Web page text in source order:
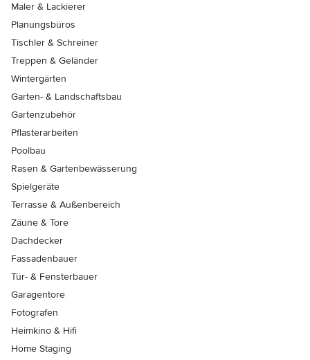
Maler & Lackierer
Planungsbüros
Tischler & Schreiner
Treppen & Geländer
Wintergärten
Garten- & Landschaftsbau
Gartenzubehör
Pflasterarbeiten
Poolbau
Rasen & Gartenbewässerung
Spielgeräte
Terrasse & Außenbereich
Zäune & Tore
Dachdecker
Fassadenbauer
Tür- & Fensterbauer
Garagentore
Fotografen
Heimkino & Hifi
Home Staging